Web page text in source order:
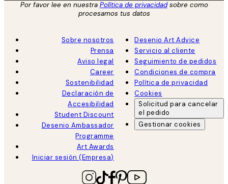
Por favor lee en nuestra Política de privacidadsobre como
procesamos tus datos
Sobre nosotros
Prensa
Aviso legal
Career
Sostenibilidad
Declaración de
Accesibilidad
Student Discount
Desenio Ambassador
Programme
Art Awards
Iniciar sesión (Empresa)
Desenio Art Advice
Servicio al cliente
Seguimiento de pedidos
Condiciones de compra
Política de privacidad
Cookies
Solicitud para cancelar
el pedido
Gestionar cookies